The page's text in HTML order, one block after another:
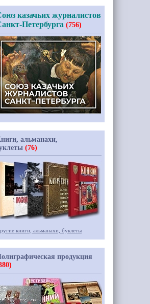
казачьих журналистов
Петербурга (756)
альманахи,
(76)
книги, альманахи, буклеты
продукция